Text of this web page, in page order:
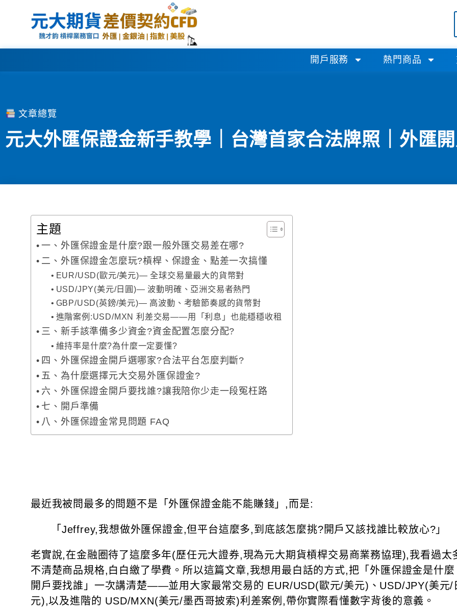
開戶服務 熱門商品
文章總覽
元大外匯保證金新手教學｜台灣首家合法牌照｜外匯
主題
一、外匯保證金是什麼?跟一般外匯交易差在哪?
二、外匯保證金怎麼玩?槓桿、保證金、點差一次搞懂
EUR/USD(歐元/美元)— 全球交易量最大的貨幣對
USD/JPY(美元/日圓)— 波動明確、亞洲交易者熱門
GBP/USD(英鎊/美元)— 高波動、考驗節奏感的貨幣對
進階案例:USD/MXN 利差交易——用「利息」也能穩穩收租
三、新手該準備多少資金?資金配置怎麼分配?
維持率是什麼?為什麼一定要懂?
四、外匯保證金開戶選哪家?合法平台怎麼判斷?
五、為什麼選擇元大交易外匯保證金?
六、外匯保證金開戶要找誰?讓我陪你少走一段冤枉路
七、開戶準備
八、外匯保證金常見問題 FAQ
最近我被問最多的問題不是「外匯保證金能不能賺錢」,而是:
「Jeffrey,我想做外匯保證金,但平台這麼多,到底該怎麼挑?開戶又該找誰比較放心?」
老實說,在金融圈待了這麼多年(歷任元大證券,現為元大期貨槓桿交易商業務協理),我看過太
不清楚商品規格,白白繳了學費。所以這篇文章,我想用最白話的方式,把「外匯保證金是什
開戶要找誰」一次講清楚——並用大家最常交易的 EUR/USD(歐元/美元)、USD/JPY(美元
元),以及進階的 USD/MXN(美元/墨西哥披索)利差案例,帶你實際看懂數字背後的意義。